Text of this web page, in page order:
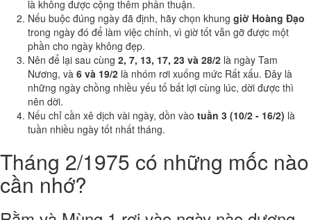
là không được cộng thêm phần thuận.
Nếu buộc đúng ngày đã định, hãy chọn khung giờ Hoàng Đạo
trong ngày đó để làm việc chính, vì giờ tốt vẫn gỡ được một
phần cho ngày không đẹp.
Nên để lại sau cùng 2, 7, 13, 17, 23 và 28/2 là ngày Tam
Nương, và 6 và 19/2 là nhóm rơi xuống mức Rất xấu. Đây là
những ngày chồng nhiều yếu tố bất lợi cùng lúc, dời được thì
nên dời.
Nếu chỉ cần xê dịch vài ngày, dồn vào tuần 3 (10/2 - 16/2) là
tuần nhiều ngày tốt nhất tháng.
Tháng 2/1975 có những mốc nào
cần nhớ?